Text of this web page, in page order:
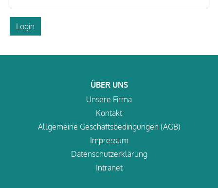
Login
ÜBER UNS
Unsere Firma
Kontakt
Allgemeine Geschäftsbedingungen (AGB)
Impressum
Datenschutzerklärung
Intranet